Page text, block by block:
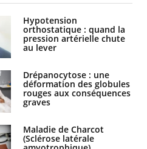
Hypotension
orthostatique : quand la
pression artérielle chute
au lever
Drépanocytose : une
déformation des globules
rouges aux conséquences
graves
Maladie de Charcot
(Sclérose latérale